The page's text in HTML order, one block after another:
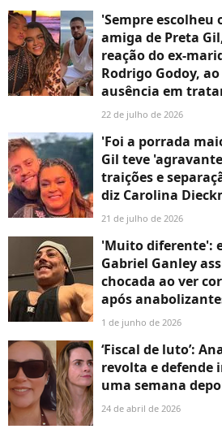
'Sempre
amiga de Preta
reação do ex-
Rodrigo Godoy,
ausência em
22 de julho de 2026
'Foi a porrada
Gil teve
traições e
diz Carolina
21 de julho de 2026
'Muito diferente':
Gabriel Ganley
chocada ao ver
após
1 de junho de 2026
‘Fiscal de luto’:
revolta e defende
uma semana
24 de abril de 2026